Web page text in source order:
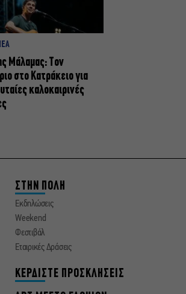
Μάλαμας: Τον
στο Κατράκειο για
καλοκαιρινές
ΣΤΗΝ ΠΟΛΗ
Εκδηλώσεις
Weekend
Φεστιβάλ
Εταιρικές Δράσεις
ΚΕΡΔΙΣΤΕ ΠΡΟΣΚΛΗΣΕΙΣ